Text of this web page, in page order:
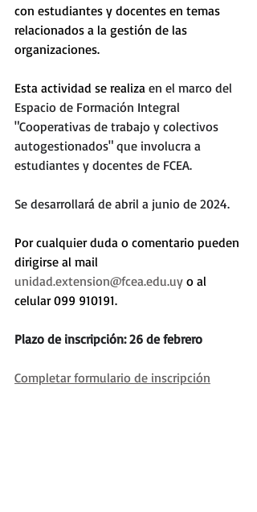
con estudiantes y docentes en temas
relacionados a la gestión de las
organizaciones.
Esta actividad se realiza en el marco del
Espacio de Formación Integral
"Cooperativas de trabajo y colectivos
autogestionados" que involucra a
estudiantes y docentes de FCEA.
Se desarrollará de abril a junio de 2024.
Por cualquier duda o comentario pueden
dirigirse al mail
unidad.extension@fcea.edu.uy o al
celular 099 910191.
Plazo de inscripción: 26 de febrero
Completar formulario de inscripción